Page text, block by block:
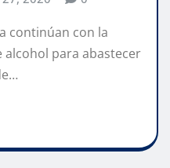
continúan con la
para abastecer